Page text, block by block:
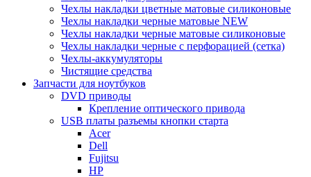
Чехлы накладки цветные матовые силиконовые
Чехлы накладки черные матовые NEW
Чехлы накладки черные матовые силиконовые
Чехлы накладки черные с перфорацией (сетка)
Чехлы-аккумуляторы
Чистящие средства
Запчасти для ноутбуков
DVD приводы
Крепление оптического привода
USB платы разъемы кнопки старта
Acer
Dell
Fujitsu
HP